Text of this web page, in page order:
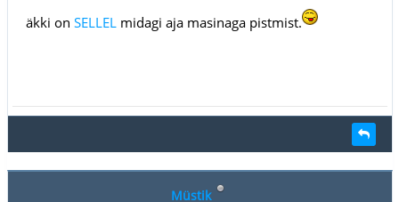
äkki on SELLEL midagi aja masinaga pistmist.
Müstik